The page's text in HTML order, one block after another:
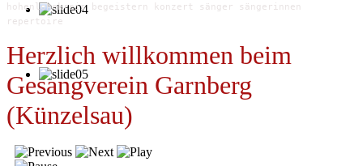
hohenlohekreis begeistern konzert sänger sängerinnen
repertoire
Herzlich willkommen beim
Gesangverein Garnberg
(Künzelsau)